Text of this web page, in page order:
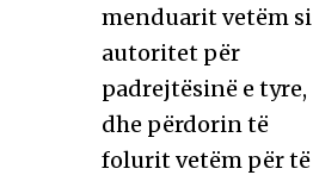
menduarit vetëm si
autoritet për
padrejtësinë e tyre,
dhe përdorin të
folurit vetëm për të